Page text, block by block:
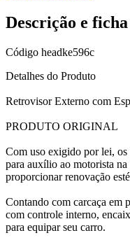
Descrição e
Código headke596c
Detalhes do Produto
Retrovisor Externo com
PRODUTO ORIGINAL
Com uso exigido por lei, os
para auxílio ao motorista na
proporcionar renovação
Contando com carcaça em
com controle interno,
para equipar seu carro.